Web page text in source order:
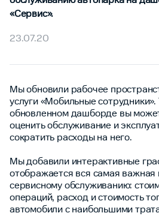
«Сервис».
23.07.20
Мы обновили рабочее
услуги «Мобильные сотрудники».
обновленном дашборде вы
оценить обслуживание и
сократить расходы на него.
Мы добавили интерактивные
отображается вся самая
сервисному обслуживанию:
операций, расход и стоимость
автомобили с наибольшими